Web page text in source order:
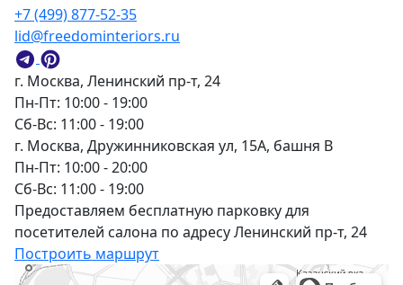
г. Москва, Ленинский пр-т, 24
Пн-Пт: 10:00 - 19:00
Сб-Вс: 11:00 - 19:00
г. Москва, Дружинниковская ул, 15А, башня В
Пн-Пт: 10:00 - 20:00
Сб-Вс: 11:00 - 19:00
Предоставляем бесплатную парковку для
посетителей салона по адресу Ленинский пр-т, 24
Построить маршрут
+7 (499) 877-52-35
lid@freedominteriors.ru